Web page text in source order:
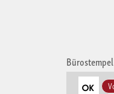
Bürostempel